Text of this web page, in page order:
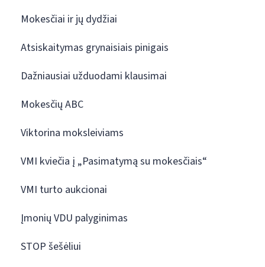
Mokesčiai ir jų dydžiai
Atsiskaitymas grynaisiais pinigais
Dažniausiai užduodami klausimai
Mokesčių ABC
Viktorina moksleiviams
VMI kviečia į „Pasimatymą su mokesčiais“
VMI turto aukcionai
Įmonių VDU palyginimas
STOP šešėliui